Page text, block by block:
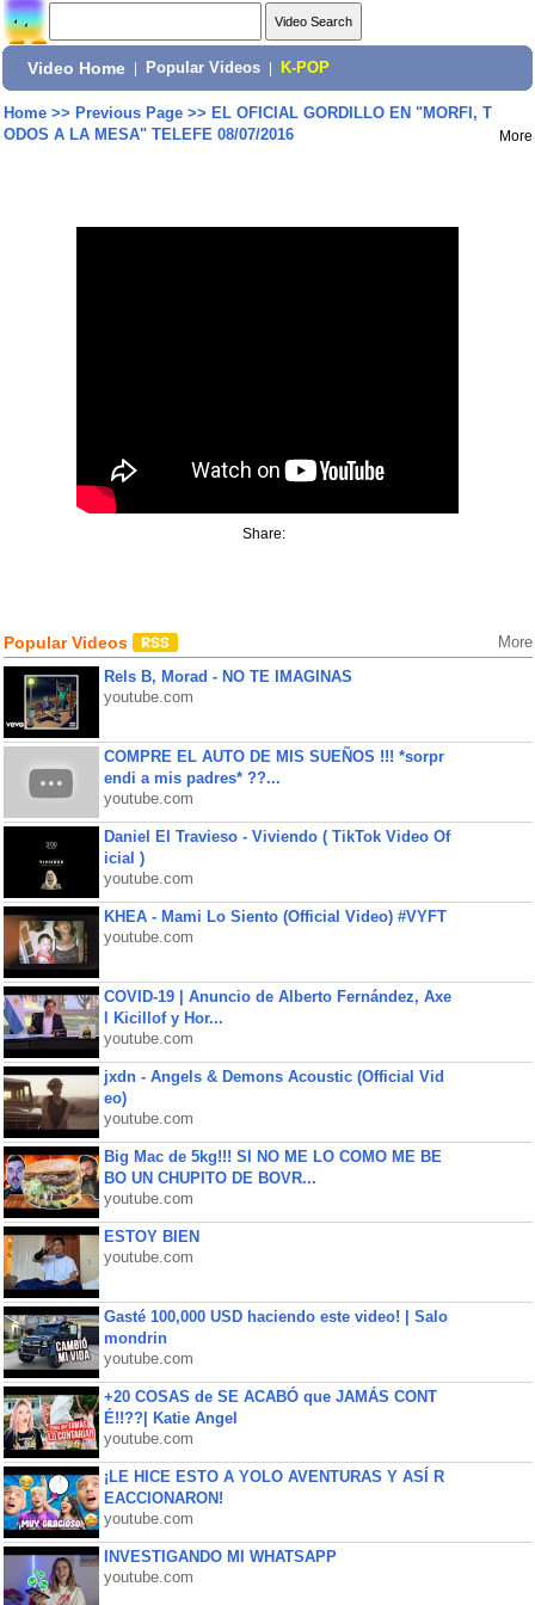
Video Home Popular Videos K-POP
Home>> Previous Page>> EL OFICIAL GORDILLO EN "MORFI, T
ODOS A LA MESA" TELEFE 08/07/2016
More
Share:
Popular Videos More
Rels B, Morad - NO TE IMAGINAS
youtube.com
COMPRE EL AUTO DE MIS SUEÑOS !!! *sorpr
endi a mis padres* ??...
youtube.com
Daniel El Travieso - Viviendo ( TikTok Video Of
icial )
youtube.com
KHEA - Mami Lo Siento (Official Video) #VYFT
youtube.com
COVID-19 | Anuncio de Alberto Fernández, Axe
l Kicillof y Hor...
youtube.com
jxdn - Angels & Demons Acoustic (Official Vid
eo)
youtube.com
Big Mac de 5kg!!! SI NO ME LO COMO ME BE
BO UN CHUPITO DE BOVR...
youtube.com
ESTOY BIEN
youtube.com
Gasté 100,000 USD haciendo este video! | Salo
mondrin
youtube.com
+20 COSAS de SE ACABÓ que JAMÁS CONT
É!!??| Katie Angel
youtube.com
¡LE HICE ESTO A YOLO AVENTURAS Y ASÍ R
EACCIONARON!
youtube.com
INVESTIGANDO MI WHATSAPP
youtube.com